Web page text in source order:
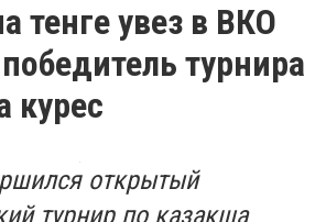
тенге увез в ВКО
турнира
курес
открытый
турнир по казакша